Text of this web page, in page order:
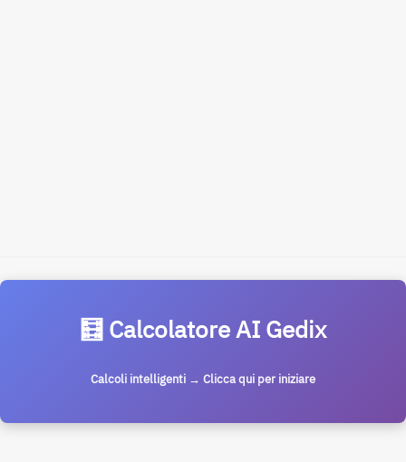
🧮 Calcolatore AI Gedix
Calcoli intelligenti → Clicca qui per iniziare